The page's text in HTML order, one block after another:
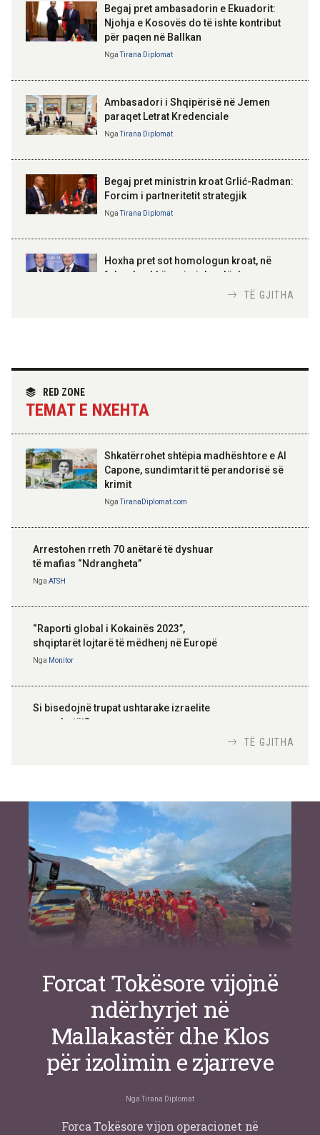
14:01 07-08-2026
Rrugor, kufizime për shoferët e
Kosovë!
100-vjetori i themelimit të
Urdhrit të Skënderbeut
Begaj pret ambasadorin e Ekuadorit:
Njohja e Kosovës do të ishte kontribut
për paqen në Ballkan
NgaTirana Diplomat
Ambasadori i Shqipërisë në Jemen
paraqet Letrat Kredenciale
NgaTirana Diplomat
Begaj pret ministrin kroat Grlić-Radman:
Forcim i partneritetit strategjik
NgaTirana Diplomat
Hoxha pret sot homologun kroat, në
fokus bashkëpunimi dypalësh
partneritetit strategjik
TË GJITHA
RED ZONE
TEMAT E NXEHTA
Shkatërrohet shtëpia madhështore e Al
Capone, sundimtarit të perandorisë së
krimit
NgaTiranaDiplomat.com
Arrestohen rreth 70 anëtarë të dyshuar
të mafias “Ndrangheta”
Nga ATSH
“Raporti global i Kokainës 2023”,
shqiptarët lojtarë të mëdhenj në Europë
Nga Monitor
Si bisedojnë trupat ushtarake izraelite
me robotët?
inteligjente izraelite
Or Shalom
TË GJITHA
Forcat Tokësore vijojnë
ndërhyrjet në
Mallakastër dhe Klos
për izolimin e zjarreve
Nga Tirana Diplomat
Forca Tokësore vijon operacionet në